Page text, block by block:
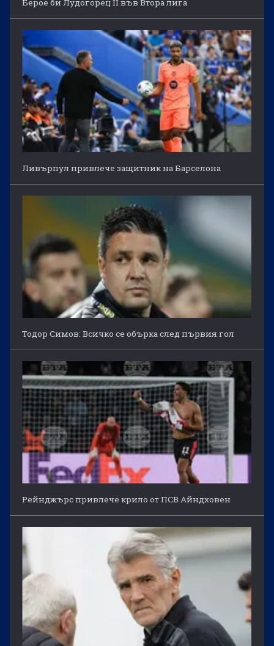
Ливърпул привлече защитник на Барселона
Тодор Симов: Всичко се обърка след първия гол
Рейнджърс привлече крило от ПСВ Айндховен